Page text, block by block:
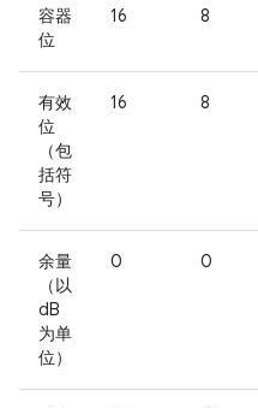
容器
位
16 8
有效
位
（包
括符
号）
16 8
余量
（以
dB
为单
位）
0 0